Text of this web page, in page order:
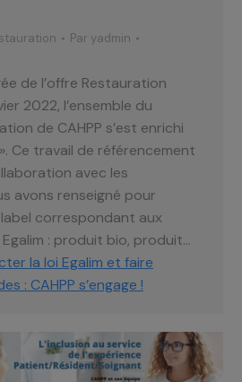
Par yadmin
de l’offre Restauration
2022, l’ensemble du
de CAHPP s’est enrichi
Ce travail de référencement
avec les
avons renseigné pour
correspondant aux
: produit bio, produit…
la loi Egalim et faire
: CAHPP s’engage !